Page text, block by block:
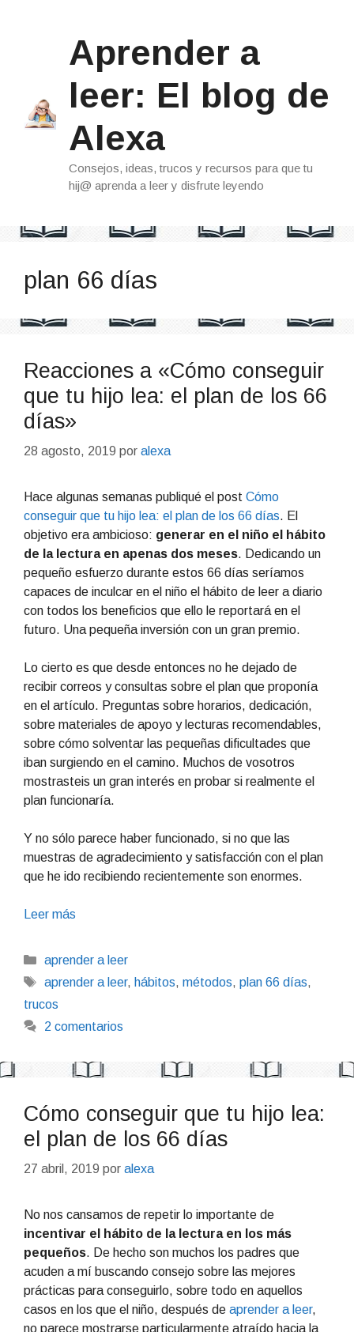
Aprender a
leer: El blog de
Alexa
Consejos, ideas, trucos y recursos para que tu
hij@ aprenda a leer y disfrute leyendo
plan 66 días
Reacciones a «Cómo conseguir
que tu hijo lea: el plan de los 66
días»
28 agosto, 2019 por alexa
Hace algunas semanas publiqué el post Cómo
conseguir que tu hijo lea: el plan de los 66 días. El
objetivo era ambicioso: generar en el niño el hábito
de la lectura en apenas dos meses. Dedicando un
pequeño esfuerzo durante estos 66 días seríamos
capaces de inculcar en el niño el hábito de leer a diario
con todos los beneficios que ello le reportará en el
futuro. Una pequeña inversión con un gran premio.
Lo cierto es que desde entonces no he dejado de
recibir correos y consultas sobre el plan que proponía
en el artículo. Preguntas sobre horarios, dedicación,
sobre materiales de apoyo y lecturas recomendables,
sobre cómo solventar las pequeñas dificultades que
iban surgiendo en el camino. Muchos de vosotros
mostrasteis un gran interés en probar si realmente el
plan funcionaría.
Y no sólo parece haber funcionado, si no que las
muestras de agradecimiento y satisfacción con el plan
que he ido recibiendo recientemente son enormes.
Leer más
Categorías
aprender a leer
Etiquetas
aprender a leer, hábitos, métodos, plan 66 días,
trucos
2 comentarios
Cómo conseguir que tu hijo lea:
el plan de los 66 días
27 abril, 2019 por alexa
No nos cansamos de repetir lo importante de
incentivar el hábito de la lectura en los más
pequeños. De hecho son muchos los padres que
acuden a mí buscando consejo sobre las mejores
prácticas para conseguirlo, sobre todo en aquellos
casos en los que el niño, después de aprender a leer,
no parece mostrarse particularmente atraído hacia la